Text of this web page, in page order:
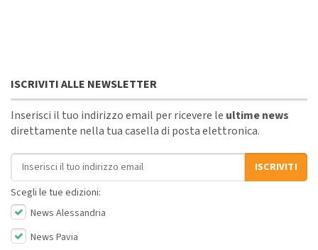
ISCRIVITI ALLE NEWSLETTER
Inserisci il tuo indirizzo email per ricevere le ultime news
direttamente nella tua casella di posta elettronica.
Indirizzo email
ISCRIVITI
Scegli le tue edizioni:
News Alessandria
News Pavia